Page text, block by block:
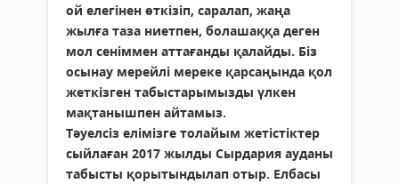
ой елегінен өткізіп, саралап, жаңа
жылға таза ниетпен, болашаққа деген
мол сеніммен аттағанды қалайды. Біз
осынау мерейлі мереке қарсаңында қол
жеткізген табыстарымызды үлкен
мақтанышпен айтамыз.
Тәуелсіз елімізге толайым жетістіктер
сыйлаған 2017 жылды Сырдария ауданы
табысты қорытындылап отыр. Елбасы